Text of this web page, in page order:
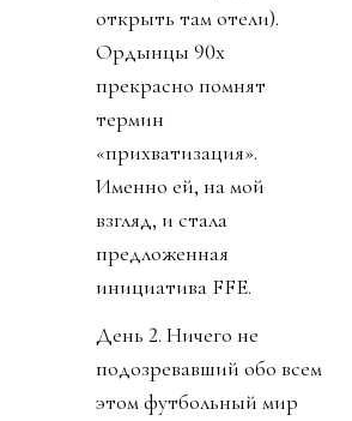
открыть там отели).
Ордынцы 90х
прекрасно помнят
термин
«прихватизация».
Именно ей, на мой
взгляд, и стала
предложенная
инициатива FFE.
День 2. Ничего не
подозревавший обо всем
этом футбольный мир